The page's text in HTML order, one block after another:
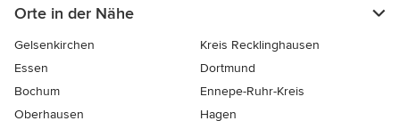
Orte in der Nähe
Gelsenkirchen
Kreis Recklinghausen
Essen
Dortmund
Bochum
Ennepe-Ruhr-Kreis
Oberhausen
Hagen